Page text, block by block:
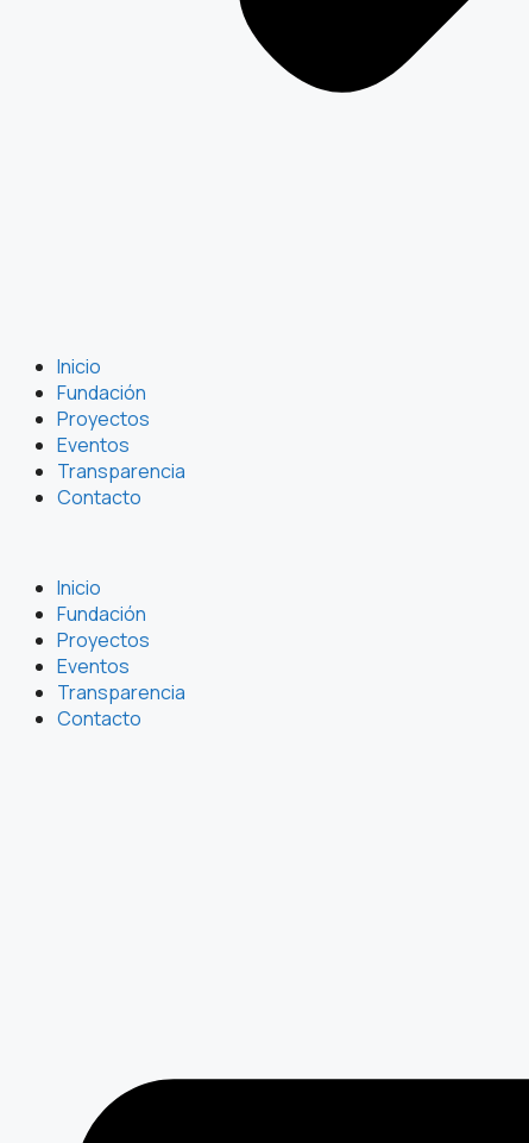
Inicio
Fundación
Proyectos
Eventos
Transparencia
Contacto
Inicio
Fundación
Proyectos
Eventos
Transparencia
Contacto